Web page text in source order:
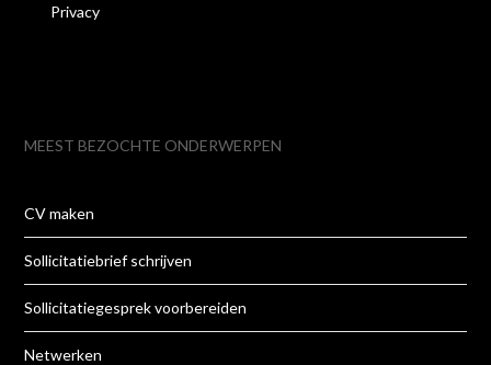
Privacy
MEEST BEZOCHTE ONDERWERPEN
CV maken
Sollicitatiebrief schrijven
Sollicitatiegesprek voorbereiden
Netwerken